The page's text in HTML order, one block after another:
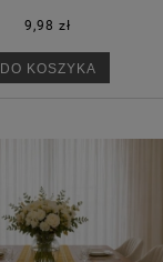
9,98 zł
DO KOSZYKA